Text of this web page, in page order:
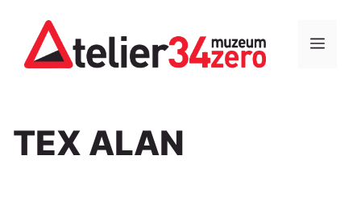
contenu
TEX ALAN